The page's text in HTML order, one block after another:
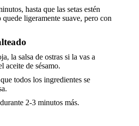
hasta que las setas estén
ligeramente suave, pero con
la salsa de ostras si la vas a
aceite de sésamo.
todos los ingredientes se
2-3 minutos más.